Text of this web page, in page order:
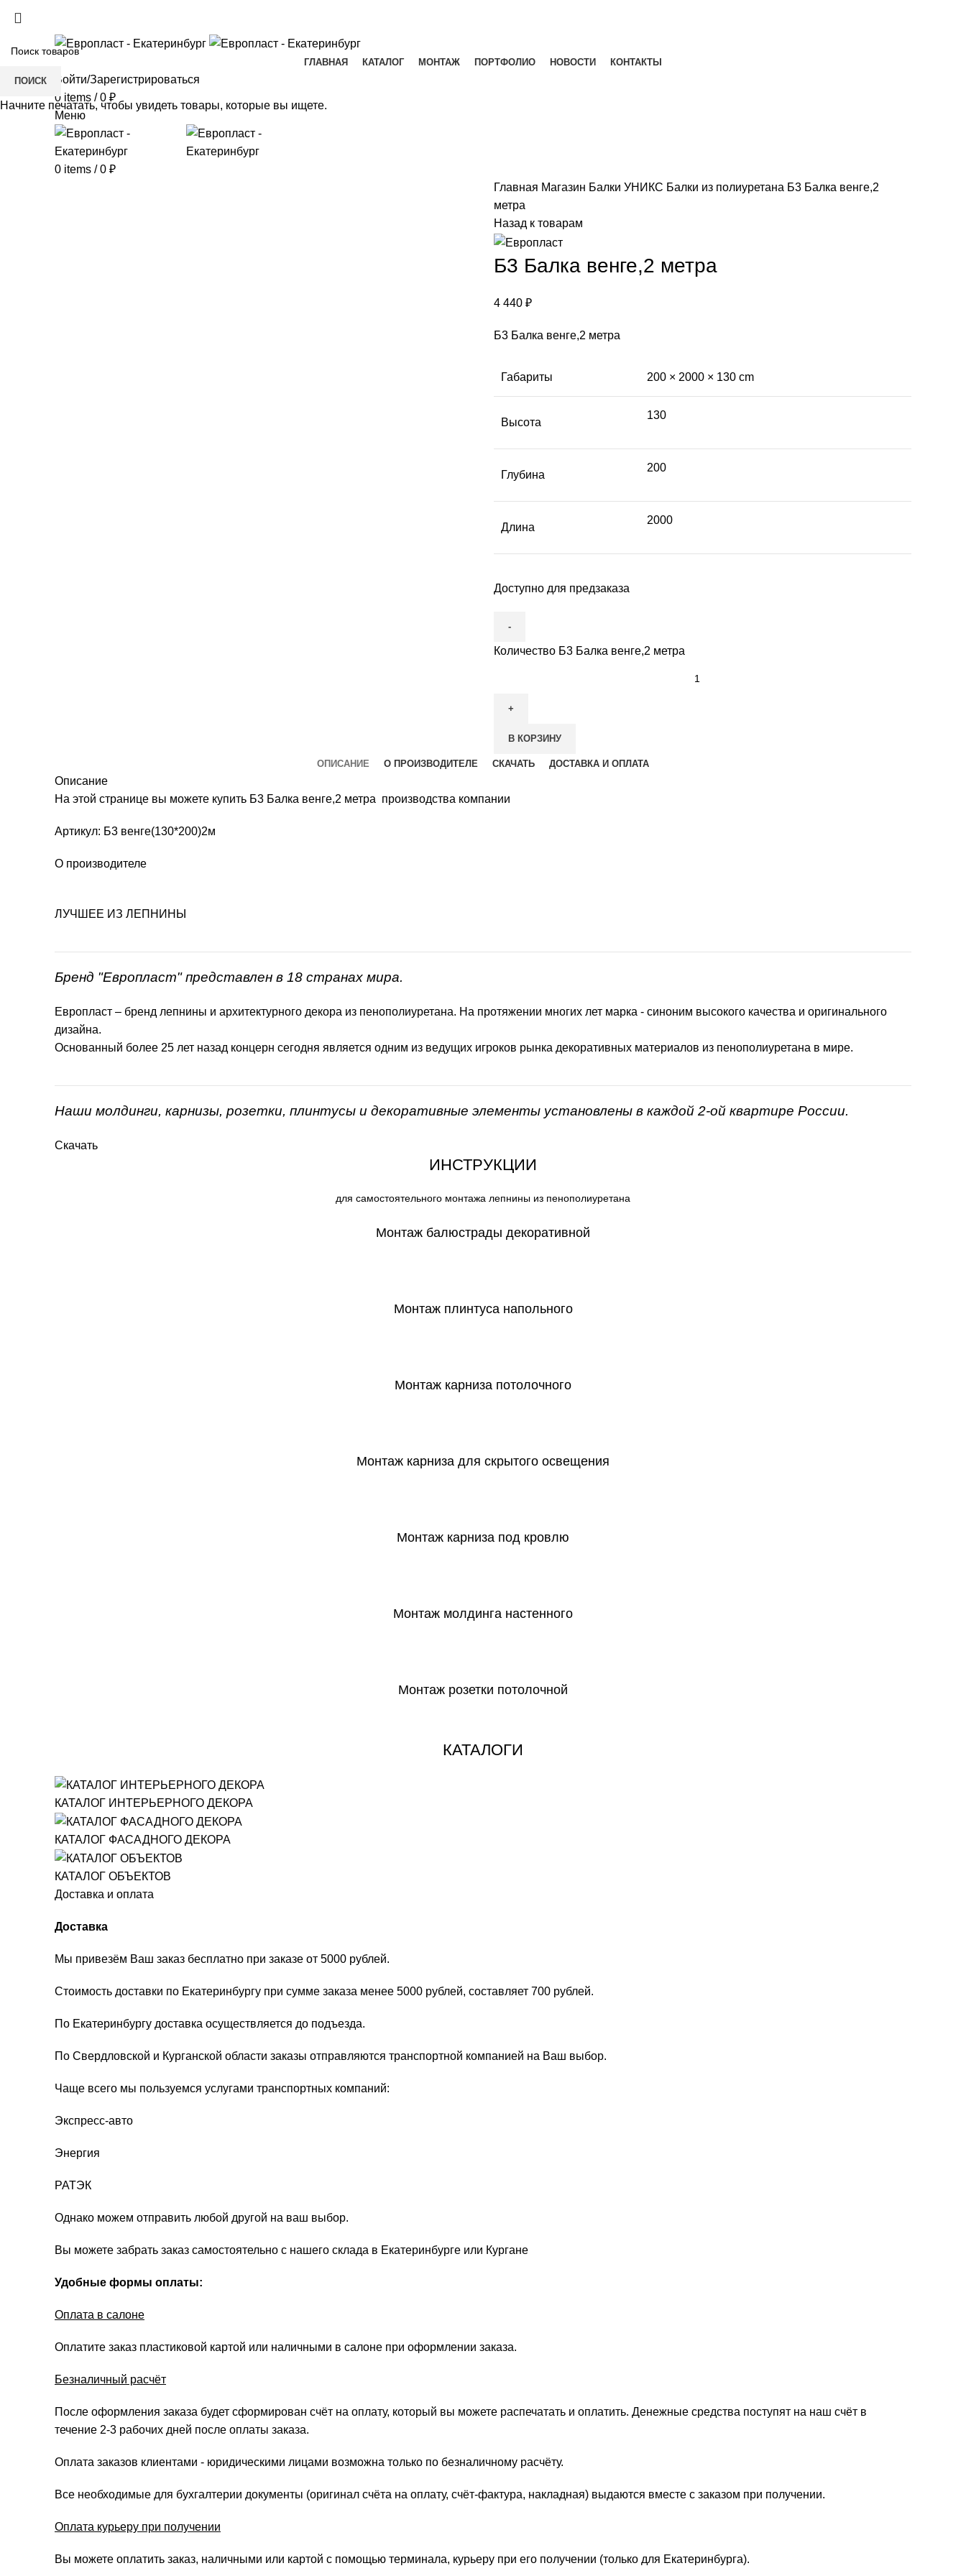
ГЛАВНАЯ КАТАЛОГ МОНТАЖ ПОРТФОЛИО НОВОСТИ КОНТАКТЫ
Войти/Зарегистрироваться
0 items / 0 ₽
Меню
0 items / 0 ₽
Главная Магазин Балки УНИКС Балки из полиуретана Б3 Балка венге,2
метра
Назад к товарам
Б3 Балка венге,2 метра
4 440 ₽
Б3 Балка венге,2 метра
Габариты 200 × 2000 × 130 cm
Высота
130
Глубина
200
Длина
2000
Доступно для предзаказа
Количество Б3 Балка венге,2 метра
В КОРЗИНУ
ОПИСАНИЕ О ПРОИЗВОДИТЕЛЕ СКАЧАТЬ ДОСТАВКА И ОПЛАТА
Описание
На этой странице вы можете купить Б3 Балка венге,2 метра производства компании
Артикул: Б3 венге(130*200)2м
О производителе
ЛУЧШЕЕ ИЗ ЛЕПНИНЫ
Бренд "Европласт" представлен в 18 странах мира.
Европласт – бренд лепнины и архитектурного декора из пенополиуретана. На протяжении многих лет марка - синоним высокого качества и оригинального
дизайна.
Основанный более 25 лет назад концерн сегодня является одним из ведущих игроков рынка декоративных материалов из пенополиуретана в мире.
Наши молдинги, карнизы, розетки, плинтусы и декоративные элементы установлены в каждой 2-ой квартире России.
Скачать
ИНСТРУКЦИИ
для самостоятельного монтажа лепнины из пенополиуретана
Монтаж балюстрады декоративной
Монтаж плинтуса напольного
Монтаж карниза потолочного
Монтаж карниза для скрытого освещения
Монтаж карниза под кровлю
Монтаж молдинга настенного
Монтаж розетки потолочной
КАТАЛОГИ
КАТАЛОГ ИНТЕРЬЕРНОГО ДЕКОРА
КАТАЛОГ ФАСАДНОГО ДЕКОРА
КАТАЛОГ ОБЪЕКТОВ
Доставка и оплата
Доставка
Мы привезём Ваш заказ бесплатно при заказе от 5000 рублей.
Стоимость доставки по Екатеринбургу при сумме заказа менее 5000 рублей, составляет 700 рублей.
По Екатеринбургу доставка осуществляется до подъезда.
По Свердловской и Курганской области заказы отправляются транспортной компанией на Ваш выбор.
Чаще всего мы пользуемся услугами транспортных компаний:
Экспресс-авто
Энергия
РАТЭК
Однако можем отправить любой другой на ваш выбор.
Вы можете забрать заказ самостоятельно с нашего склада в Екатеринбурге или Кургане
Удобные формы оплаты:
Оплата в салоне
Оплатите заказ пластиковой картой или наличными в салоне при оформлении заказа.
Безналичный расчёт
После оформления заказа будет сформирован счёт на оплату, который вы можете распечатать и оплатить. Денежные средства поступят на наш счёт в
течение 2-3 рабочих дней после оплаты заказа.
Оплата заказов клиентами - юридическими лицами возможна только по безналичному расчёту.
Все необходимые для бухгалтерии документы (оригинал счёта на оплату, счёт-фактура, накладная) выдаются вместе с заказом при получении.
Оплата курьеру при получении
Вы можете оплатить заказ, наличными или картой с помощью терминала, курьеру при его получении (только для Екатеринбурга).
ПОИСК
Начните печатать, чтобы увидеть товары, которые вы ищете.